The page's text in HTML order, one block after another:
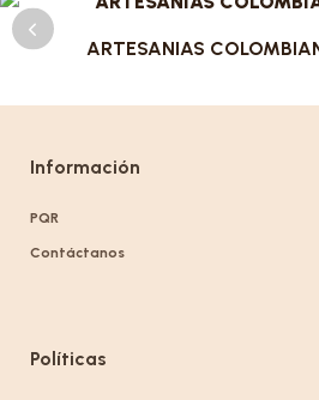
ARTESANIAS
Información
PQR
Contáctanos
Políticas